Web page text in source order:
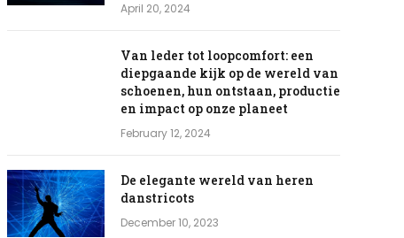
April 20, 2024
Van leder tot loopcomfort: een
diepgaande kijk op de wereld van
schoenen, hun ontstaan, productie
en impact op onze planeet
February 12, 2024
De elegante wereld van heren
danstricots
December 10, 2023